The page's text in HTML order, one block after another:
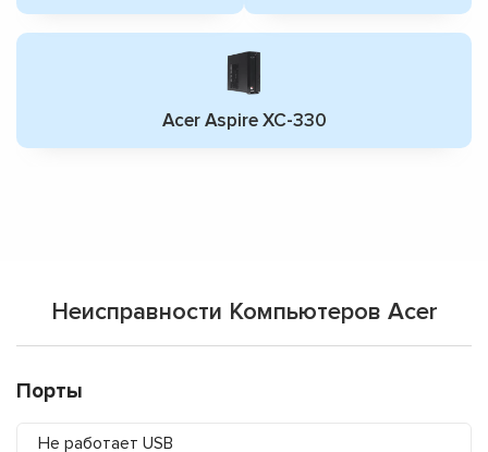
Acer Aspire XC-330
Неисправности Компьютеров Acer
Порты
Не работает USB